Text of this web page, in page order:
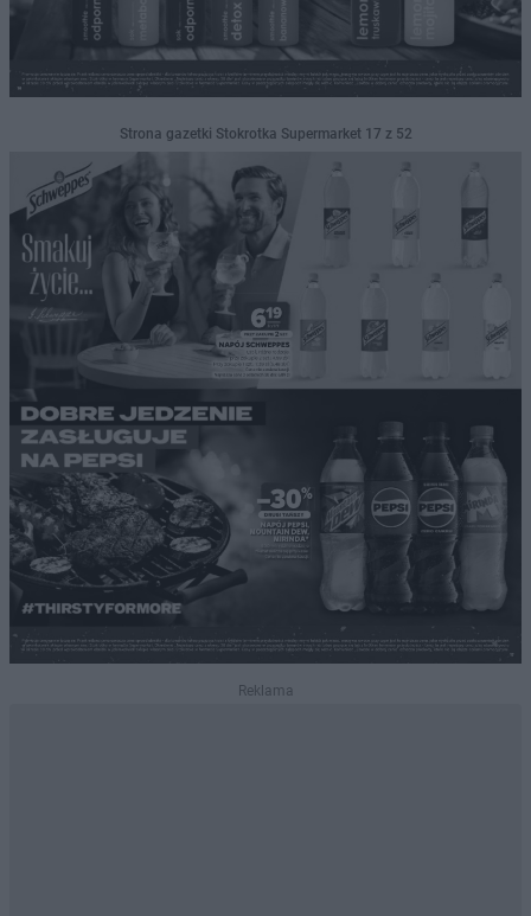
Strona gazetki Stokrotka Supermarket 17 z 52
Reklama